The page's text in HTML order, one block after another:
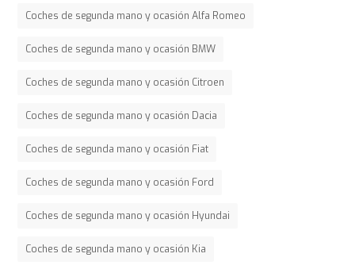
Coches de segunda mano y ocasión Alfa Romeo
Coches de segunda mano y ocasión BMW
Coches de segunda mano y ocasión Citroen
Coches de segunda mano y ocasión Dacia
Coches de segunda mano y ocasión Fiat
Coches de segunda mano y ocasión Ford
Coches de segunda mano y ocasión Hyundai
Coches de segunda mano y ocasión Kia